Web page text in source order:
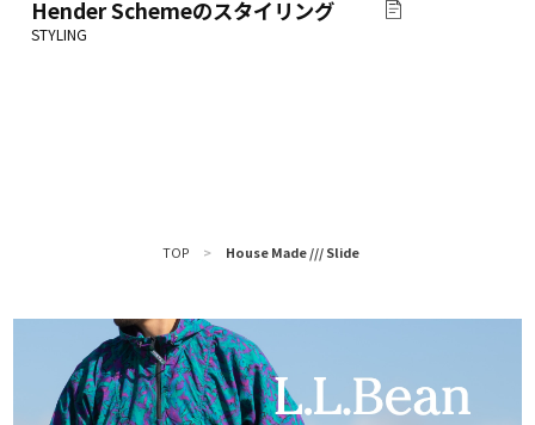
Hender Schemeのスタイリング
TOP > House Made /// Slide